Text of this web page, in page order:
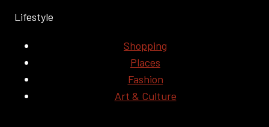
Lifestyle
Shopping
Places
Fashion
Art & Culture